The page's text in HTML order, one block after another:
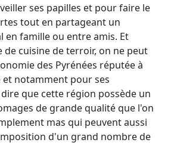
ses papilles et pour faire le
tout en partageant un
en famille ou entre amis. Et
de cuisine de terroir, on ne peut
des Pyrénées réputée à
notamment pour ses
que cette région possède un
de grande qualité que l'on
mas qui peuvent aussi
d'un grand nombre de